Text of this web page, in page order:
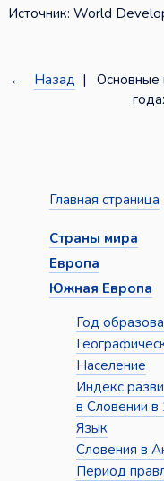
Источник: World
← Назад | Основные
Главная страница
Страны мира
Европа
Южная Европа
Год
Население
Индекс
в Словении
Язык
Словения в
Период